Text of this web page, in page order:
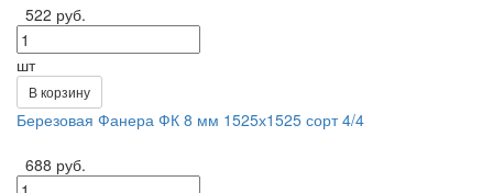
522 руб.
шт
В корзину
Березовая Фанера ФК 8 мм 1525х1525 сорт 4/4
688 руб.